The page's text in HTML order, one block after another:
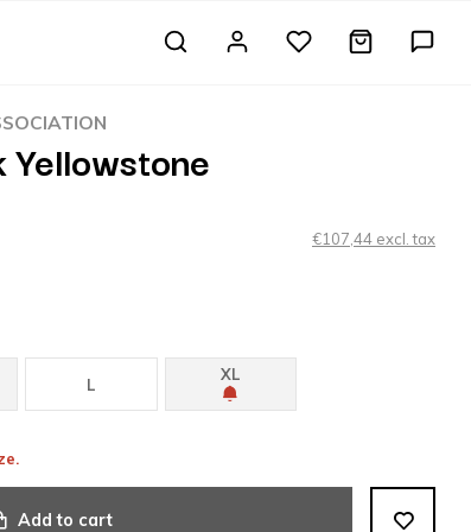
€107,44 excl. tax
L
XL
Add to cart